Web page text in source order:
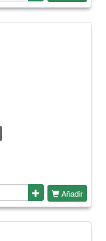
Añadir